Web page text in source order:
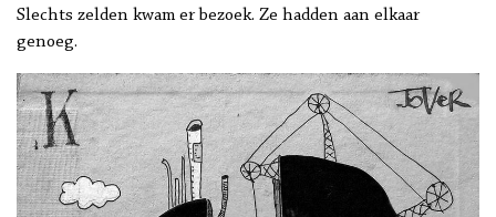
Slechts zelden kwam er bezoek. Ze hadden aan elkaar
genoeg.